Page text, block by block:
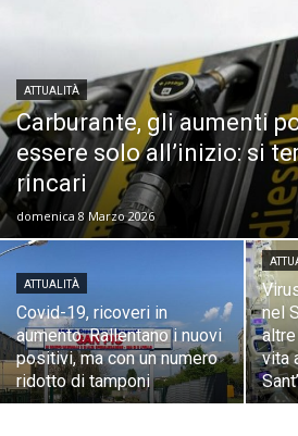
ATTUALITÀ
Carburante, gli aumenti
essere solo all’inizio: si
rincari
domenica 8 Marzo 2026
ATTUALITÀ
Covid-19, ricoveri in
aumento. Rallentano i nuovi
positivi, ma con un numero
ridotto di tamponi
nel
vita